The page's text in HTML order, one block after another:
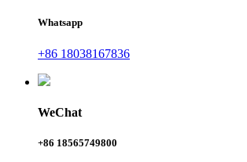
Whatsapp
+86 18038167836
WeChat
+86 18565749800